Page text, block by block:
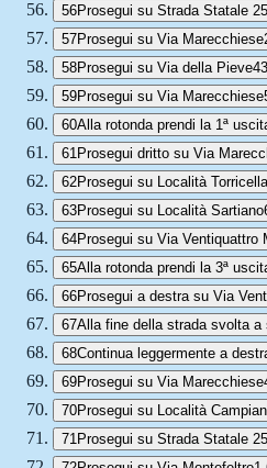
56Prosegui su Strada Statale
57Prosegui su Via Marecchiese
58Prosegui su Via della Pieve
59Prosegui su Via Marecchiese
60Alla rotonda prendi la 1ª
61 Prosegui dritto su Via
62Prosegui su Località Torricella
63Prosegui su Località Sartiano
64Prosegui su Via Ventiquattro
65Alla rotonda prendi la 3ª
66Prosegui a destra su Via
67Alla fine della strada svolta
68Continua leggermente a
69Prosegui su Via Marecchiese
70Prosegui su Località
71 Prosegui su Strada Statale